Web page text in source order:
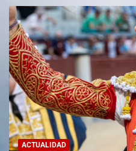
ACTUALIDAD